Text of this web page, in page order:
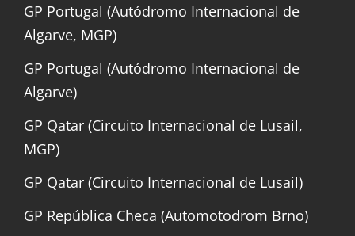
GP Portugal (Autódromo Internacional de
Algarve, MGP)
GP Portugal (Autódromo Internacional de
Algarve)
GP Qatar (Circuito Internacional de Lusail,
MGP)
GP Qatar (Circuito Internacional de Lusail)
GP República Checa (Automotodrom Brno)